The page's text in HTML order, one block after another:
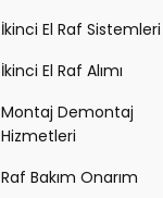
İkinci El Raf Sistemleri
İkinci El Raf Alımı
Montaj Demontaj
Hizmetleri
Raf Bakım Onarım